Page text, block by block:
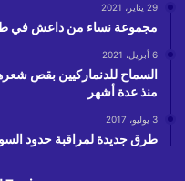
29 يناير، 2021
مجموعة نساء من داعش في
6 أبريل، 2021
السماح للدنماركيين بقص
منذ عدة أشهر
3 يوليو، 2017
طرق جديدة لمراقبة حدود